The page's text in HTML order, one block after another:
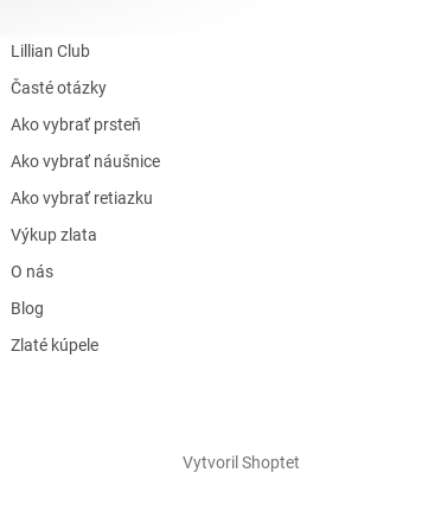
Lillian Club
Časté otázky
Ako vybrať prsteň
Ako vybrať náušnice
Ako vybrať retiazku
Výkup zlata
O nás
Blog
Zlaté kúpele
Vytvoril Shoptet